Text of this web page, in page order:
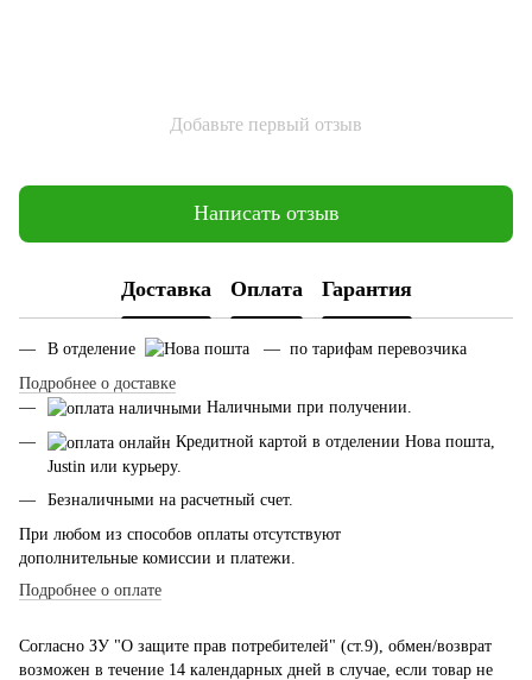
Добавьте первый отзыв
Написать отзыв
Доставка Оплата Гарантия
В отделение
— по тарифам перевозчика
Подробнее о доставке
Наличными при получении.
Кредитной картой в отделении Нова пошта,
Justin или курьеру.
Безналичными на расчетный счет.
При любом из способов оплаты отсутствуют
дополнительные комиссии и платежи.
Подробнее о оплате
Согласно ЗУ "О защите прав потребителей" (ст.9), обмен/возврат
возможен в течение 14 календарных дней в случае, если товар не